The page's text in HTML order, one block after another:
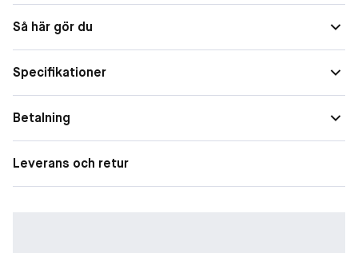
En unik, slimmad och flexibel filtspets som drar en 0,1 mm tunn
linje och ger perfekt åtkomst till franslinjen med en exakt
-
Högsta precision i en banbrytande förpackning: enkel att
formen. Alltid finare, enklare och vattentät.
Så här gör du
Specifikationer
Betalning
Leverans och retur